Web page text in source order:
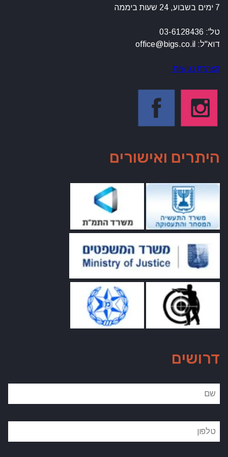
7 ימים בשבוע, 24 שעות ביממה
טל': 03-6128436
דוא"ל: office@bigs.co.il
הצהרת נגישות
היתרים ואישורים
דרושים